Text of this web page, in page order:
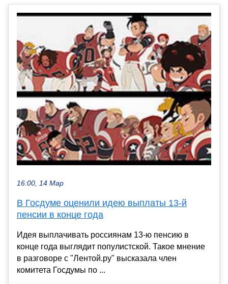
16:00, 14 Мар
В Госдуме оценили идею выплаты 13-й
пенсии в конце года
Идея выплачивать россиянам 13-ю пенсию в
конце года выглядит популистской. Такое мнение
в разговоре с "Лентой.ру" высказала член
комитета Госдумы по ...